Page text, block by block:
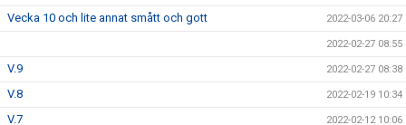
Vecka 10 och lite annat smått och gott 2022-03-06 20:27
2022-02-27 08:55
V.9 2022-02-27 08:38
V.8 2022-02-19 10:34
V.7 2022-02-12 10:06